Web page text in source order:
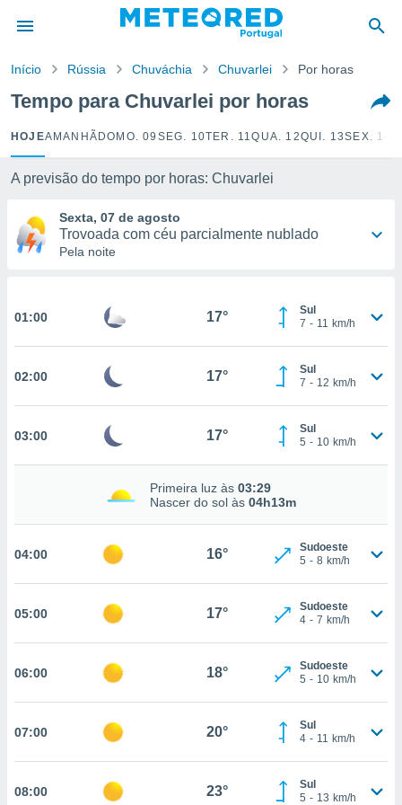
da
foi
as
fornecidas
digital
a nossa
botão
a
ou
como
lhe
ACEITAR
CONFIGURAÇÕES
Início Rússia Chuváchia Chuvarlei Por horas
Tempo para Chuvarlei por horas
HOJEAMANHÃ DOMO. 09 SEG. 10TER. 11QUA. 12QUI. 13SEX. 14
A previsão do tempo por horas: Chuvarlei
Sexta, 07 de agosto
Trovoada com céu parcialmente nublado
Pela noite
01:00 17°
Sul
7 - 11 km/h
02:00 17°
Sul
7 - 12 km/h
03:00 17°
Sul
5 - 10 km/h
Primeira luz às 03:29
Nascer do sol às 04h13m
04:00 16°
Sudoeste
5 - 8 km/h
05:00 17°
Sudoeste
4 - 7 km/h
06:00 18°
Sudoeste
5 - 10 km/h
07:00 20°
Sul
4 - 11 km/h
08:00 23°
Sul
5 - 13 km/h